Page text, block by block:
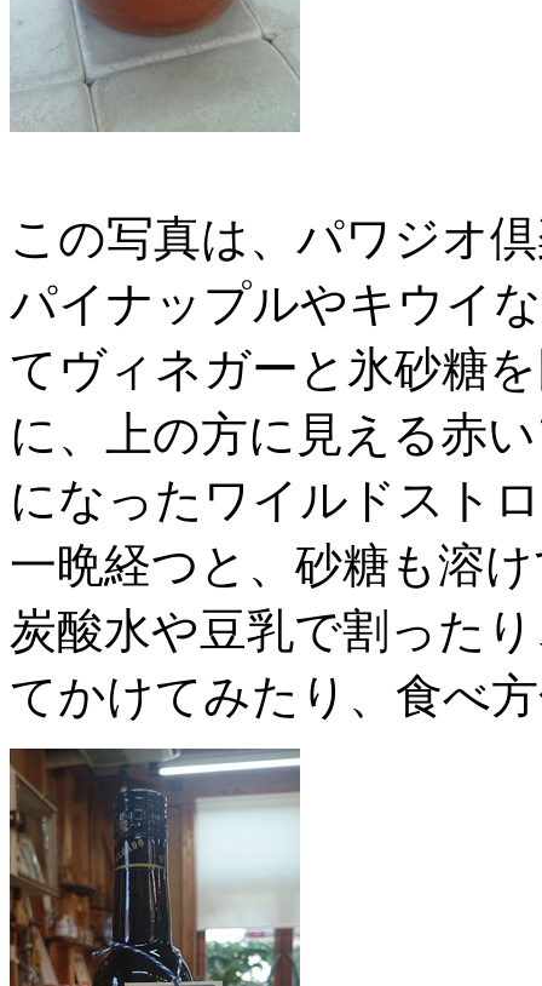
この写真は、パワジオ
パイナップルやキウイ
てヴィネガーと氷砂糖
に、上の方に見える赤
になったワイルドスト
一晩経つと、砂糖も溶
炭酸水や豆乳で割った
てかけてみたり、食べ